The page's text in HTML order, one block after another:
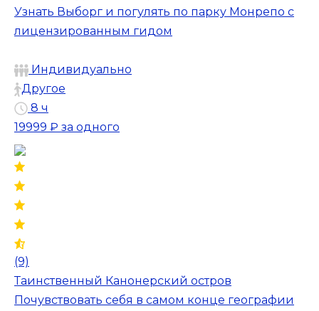
Узнать Выборг и погулять по парку Монрепо с
лицензированным гидом
Индивидуально
Другое
8 ч
19999 ₽ за одного
(9)
Таинственный Канонерский остров
Почувствовать себя в самом конце географии